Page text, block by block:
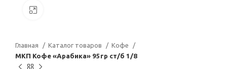
Главная Каталог товаров
Кофе
МКП Кофе «Арабика» 95гр ст/б 1/8